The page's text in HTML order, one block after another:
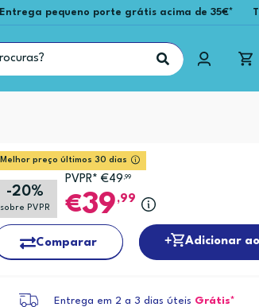
Entrega pequeno porte grátis acima de 35€*
Melhor preço últimos 30 dias
-20%
sobre PVPR
PVPR* €49 ,99
39 ,99
Comparar Adicionar
Entrega em 2 a 3 dias úteis Grátis*